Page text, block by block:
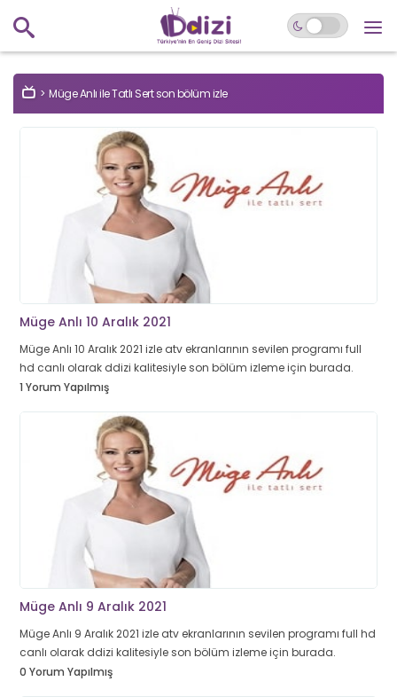
Müge Anlı ile Tatlı Sert son bölüm izle
Müge Anlı 10 Aralık 2021
Müge Anlı 10 Aralık 2021 izle atv ekranlarının sevilen programı full
hd canlı olarak ddizi kalitesiyle son bölüm izleme için burada.
1 Yorum Yapılmış
Müge Anlı 9 Aralık 2021
Müge Anlı 9 Aralık 2021 izle atv ekranlarının sevilen programı full hd
canlı olarak ddizi kalitesiyle son bölüm izleme için burada.
0 Yorum Yapılmış